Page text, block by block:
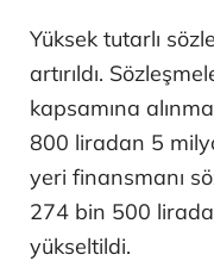
Yüksek tutarlı
artırıldı.
kapsamına
800 liradan 5
yeri finansmanı
274 bin 500
yükseltildi.